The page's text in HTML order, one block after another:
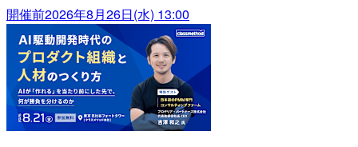
開催前2026年8月26日(水) 13:00